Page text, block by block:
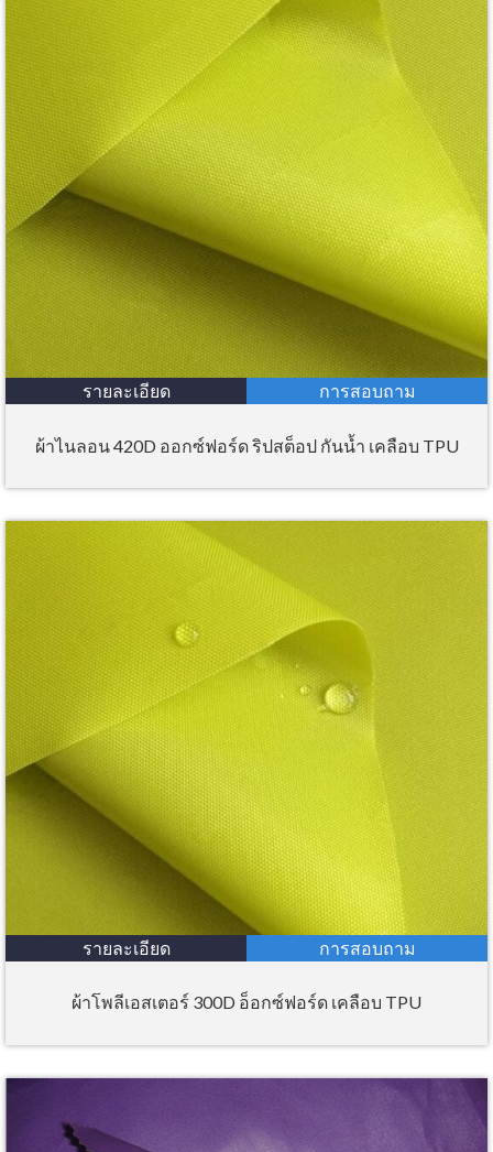
รายละเอียด การสอบถาม
ผ้าไนลอน 420D ออกซ์ฟอร์ด ริปสต็อป กันน้ำ เคลือบ TPU
รายละเอียด การสอบถาม
ผ้าโพลีเอสเตอร์ 300D อ็อกซ์ฟอร์ด เคลือบ TPU